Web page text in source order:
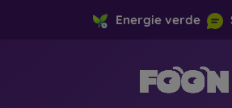
Energie verde